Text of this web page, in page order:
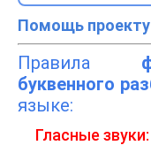
Помощь проекту
Правила
буквенного
языке:
Гласные звуки: